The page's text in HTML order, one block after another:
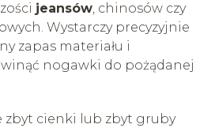
jeansów, chinosów czy
Wystarczy precyzyjnie
zapas materiału i
nogawki do pożądanej
zbyt cienki lub zbyt gruby